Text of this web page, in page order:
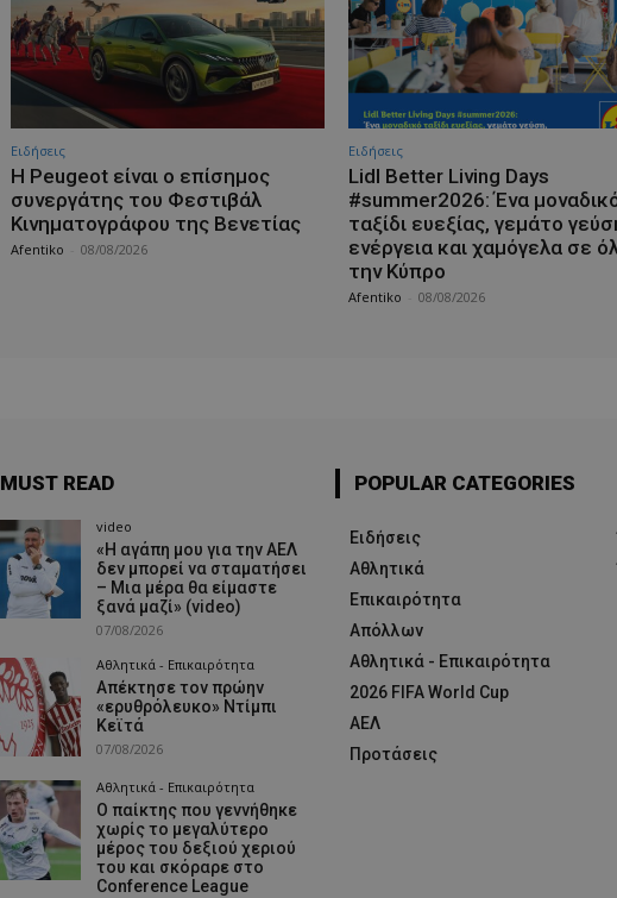
Ειδήσεις
Η Peugeot είναι ο επίσημος
συνεργάτης του Φεστιβάλ
Κινηματογράφου της Βενετίας
Afentiko 08/08/2026
Ειδήσεις
Lidl Better Living Days
#summer2026: Ένα
ταξίδι ευεξίας, γεμάτο
ενέργεια και χαμόγελα σε
την Κύπρο
Afentiko 08/08/2026
MUST READ
video
«Η αγάπη μου για την ΑΕΛ
δεν μπορεί να σταματήσει
– Μια μέρα θα είμαστε
ξανά μαζί» (video)
07/08/2026
Αθλητικά - Επικαιρότητα
Απέκτησε τον πρώην
«ερυθρόλευκο» Ντίμπι
Κεϊτά
07/08/2026
Αθλητικά - Επικαιρότητα
Ο παίκτης που γεννήθηκε
χωρίς το μεγαλύτερο
μέρος του δεξιού χεριού
του και σκόραρε στο
Conference League
POPULAR CATEGORIES
Ειδήσεις
Αθλητικά
Επικαιρότητα
Απόλλων
Αθλητικά - Επικαιρότητα
2026 FIFA World Cup
ΑΕΛ
Προτάσεις